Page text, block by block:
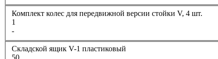
Комплект колес для передвижной версии стойки V, 4 шт.
1
-
Складской ящик V-1 пластиковый